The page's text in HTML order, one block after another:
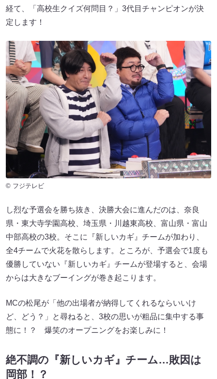
経て、「高校生クイズ何問目？」3代目チャンピオンが決
定します！
© フジテレビ
し烈な予選会を勝ち抜き、決勝大会に進んだのは、奈良
県・東大寺学園高校、埼玉県・川越東高校、富山県・富山
中部高校の3校。そこに『新しいカギ』チームが加わり、
全4チームで火花を散らします。ところが、予選会で1度も
優勝していない『新しいカギ』チームが登場すると、会場
からは大きなブーイングが巻き起こります。
MCの松尾が「他の出場者が納得してくれるならいいけ
ど、どう？」と尋ねると、3校の思いが粗品に集中する事
態に！？ 爆笑のオープニングをお楽しみに！
絶不調の『新しいカギ』チーム…敗因は
岡部！？